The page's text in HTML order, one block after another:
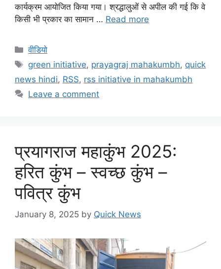
कार्यक्रम आयोजित किया गया। श्रद्धालुओं से अपील की गई कि वे
किसी भी प्रकार का सामान … Read more
वीडियो
green initiative, prayagraj mahakumbh, quick
news hindi, RSS, rss initiative in mahakumbh
Leave a comment
प्रयागराज महाकुंभ 2025:
हरित कुंभ – स्वच्छ कुंभ –
पवित्र कुंभ
January 8, 2025 by Quick News